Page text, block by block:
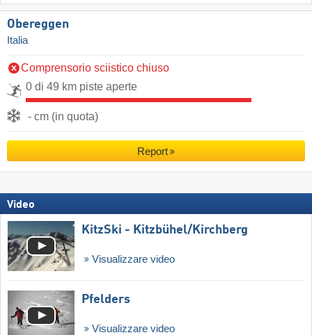
Obereggen
Italia
Comprensorio sciistico chiuso
0 di 49 km piste aperte
- cm (in quota)
Report
Video
KitzSki - Kitzbühel/​Kirchberg
Visualizzare video
Pfelders
Visualizzare video